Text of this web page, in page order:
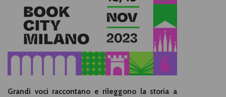
Grandi voci raccontano e rileggono la storia a